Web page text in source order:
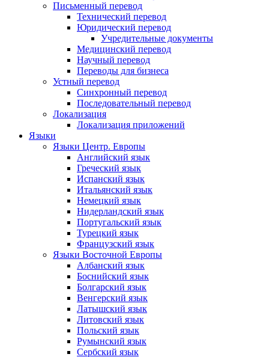
Письменный перевод
Технический перевод
Юридический перевод
Учредительные документы
Медицинский перевод
Научный перевод
Переводы для бизнеса
Устный перевод
Синхронный перевод
Последовательный перевод
Локализация
Локализация приложений
Языки
Языки Центр. Европы
Английский язык
Греческий язык
Испанский язык
Итальянский язык
Немецкий язык
Нидерландский язык
Португальский язык
Турецкий язык
Французский язык
Языки Восточной Европы
Албанский язык
Боснийский язык
Болгарский язык
Венгерский язык
Латышский язык
Литовский язык
Польский язык
Румынский язык
Сербский язык